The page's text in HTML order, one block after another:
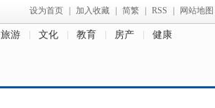
设为首页 加入收藏 简繁 RSS 网站地图
旅游 文化 教育 房产 健康